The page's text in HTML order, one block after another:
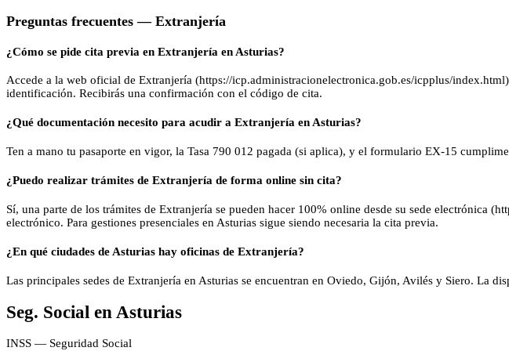
Preguntas frecuentes — Extranjería
¿Cómo se pide cita previa en Extranjería en Asturias?
Accede a la web oficial de Extranjería (https://icp.administracionelectronica.gob.es/icpplus/
identificación. Recibirás una confirmación con el código de cita.
¿Qué documentación necesito para acudir a Extranjería en Asturias?
Ten a mano tu pasaporte en vigor, la Tasa 790 012 pagada (si aplica), y el formulario EX-15
¿Puedo realizar trámites de Extranjería de forma online sin cita?
Sí, una parte de los trámites de Extranjería se pueden hacer 100% online desde su sede electrónica
electrónico. Para gestiones presenciales en Asturias sigue siendo necesaria la cita previa.
¿En qué ciudades de Asturias hay oficinas de Extranjería?
Las principales sedes de Extranjería en Asturias se encuentran en Oviedo, Gijón, Avilés y Siero. La
Seg. Social en Asturias
INSS — Seguridad Social